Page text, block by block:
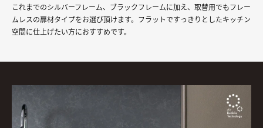
これまでのシルバーフレーム、ブラックフレームに加え、取替用でもフレー
ムレスの扉材タイプをお選び頂けます。フラットですっきりとしたキッチン
空間に仕上げたい方におすすめです。